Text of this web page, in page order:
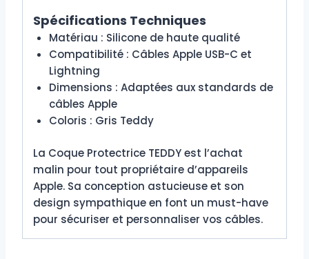
Spécifications Techniques
Matériau : Silicone de haute qualité
Compatibilité : Câbles Apple USB-C et
Lightning
Dimensions : Adaptées aux standards de
câbles Apple
Coloris : Gris Teddy
La Coque Protectrice TEDDY est l’achat
malin pour tout propriétaire d’appareils
Apple. Sa conception astucieuse et son
design sympathique en font un must-have
pour sécuriser et personnaliser vos câbles.